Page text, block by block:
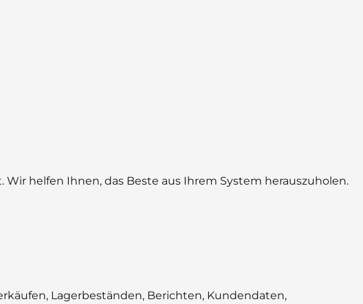
helfen Ihnen, das Beste aus Ihrem System herauszuholen.
Lagerbeständen, Berichten, Kundendaten,